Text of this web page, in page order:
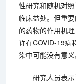
性研究和随机对
临床益处。但重
的药物的作用机
许在COVID-19病
染中可能没有意义
研究人员表